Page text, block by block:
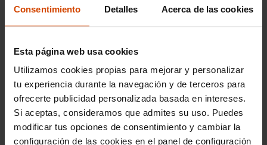
Consentimiento Detalles Acerca de las cookies
Esta página web usa cookies
Utilizamos cookies propias para mejorar y personalizar
tu experiencia durante la navegación y de terceros para
ofrecerte publicidad personalizada basada en intereses.
Si aceptas, consideramos que admites su uso. Puedes
modificar tus opciones de consentimiento y cambiar la
configuración de las cookies en el panel de configuración
confort de
Polestar 2
Dual Motor
Etiqueta
CERO
Autonomía
591 km
WLTP y 421
CV de
potencia
rendimiento
deportivo y una
excelente
motricidad
integral.
Conductores muy